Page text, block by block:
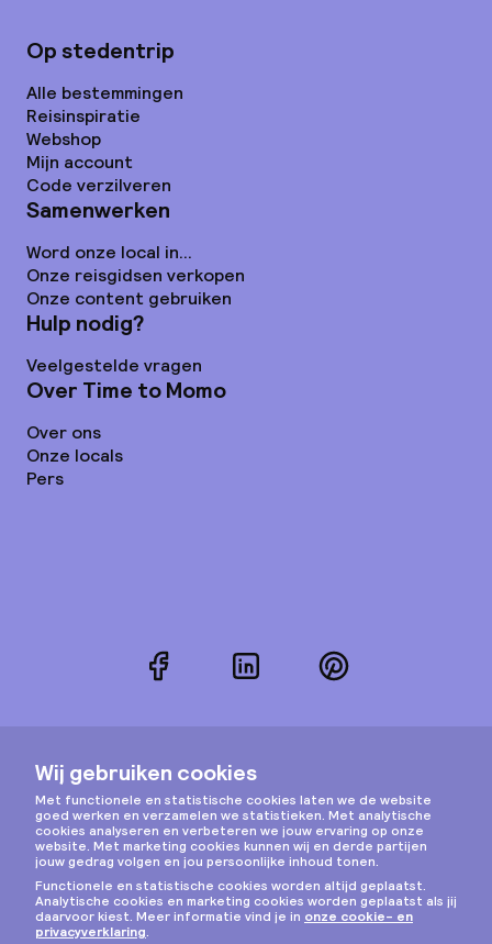
Op stedentrip
Alle bestemmingen
Reisinspiratie
Webshop
Mijn account
Code verzilveren
Samenwerken
Word onze local in...
Onze reisgidsen verkopen
Onze content gebruiken
Hulp nodig?
Veelgestelde vragen
Over Time to Momo
Over ons
Onze locals
Pers
FacebookLinkedInPinterest
Instagram